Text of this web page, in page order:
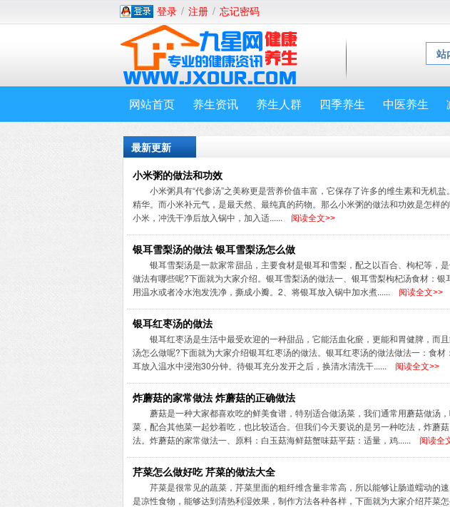
登录 / 注册 / 忘记密码
站
网站首页 养生资讯 养生人群 四季养生 中医养生
最新更新
小米粥的做法和功效
小米粥具有“代参汤”之美称更是营养价值丰富，它保存了许多的维生素和无机
精华。而小米补元气，是最天然、最纯真的药物。那么小米粥的做法和功效是怎样
小米，冲洗干净后放入锅中，加入适......
阅读全文>>
银耳雪梨汤的做法 银耳雪梨汤怎么做
银耳雪梨汤是一款家常甜品，主要食材是银耳和雪梨，配之以百合、枸杞等，
做法有哪些呢?下面就为大家介绍。银耳雪梨汤的做法一、银耳雪梨枸杞汤食材：
用温水或者冷水泡发洗净，撕成小瓣。2、将银耳放入锅中加水煮......
阅读全文>>
银耳红枣汤的做法
银耳红枣汤是生活中最受欢迎的一种甜品，它能活血化瘀，更能和胃健脾，而
汤怎么做呢?下面就为大家介绍银耳红枣汤的做法。银耳红枣汤的做法做法一：食
耳放入温水中浸泡30分钟。待银耳充分发开之后，换清水清洗干......
阅读全文>>
炸蘑菇的家常做法 炸蘑菇的正确做法
蘑菇是一种大家都喜欢吃的鲜美食谱，特别适合做汤菜，我们通常用蘑菇做汤
菜，配合其他菜一起炒着吃，也比较适合。但我们今天要说的是另一种吃法，炸蘑
法。炸蘑菇的家常做法一、原料：白玉菇海鲜菇蟹味菇平菇：适量，鸡......
阅读全
芹菜怎么做好吃 芹菜的做法大全
芹菜是很常见的蔬菜，芹菜里面的粗纤维含量非常高，所以能够让肠道蠕动的
是凉性食物，能够达到清热利湿效果，制作方法各种各样，下面就为大家介绍芹菜